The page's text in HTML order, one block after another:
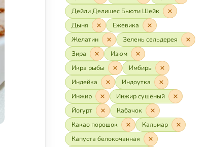
Дейли Делишес Бьюти Шейк
Дыня
Ежевика
Желатин
Зелень сельдерея
Зира
Изюм
Икра рыбы
Имбирь
Индейка
Индоутка
Инжир
Инжир сушёный
Йогурт
Кабачок
Какао порошок
Кальмар
Капуста белокочанная